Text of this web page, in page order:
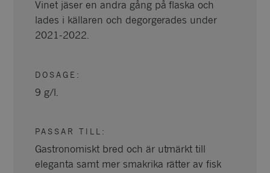
Vinet jäser en andra gång på flaska och
lades i källaren och degorgerades under
2021-2022.
DOSAGE :
9 g/l.
PASSAR TILL :
Gastronomiskt bred och är utmärkt till
eleganta samt mer smakrika rätter av fisk